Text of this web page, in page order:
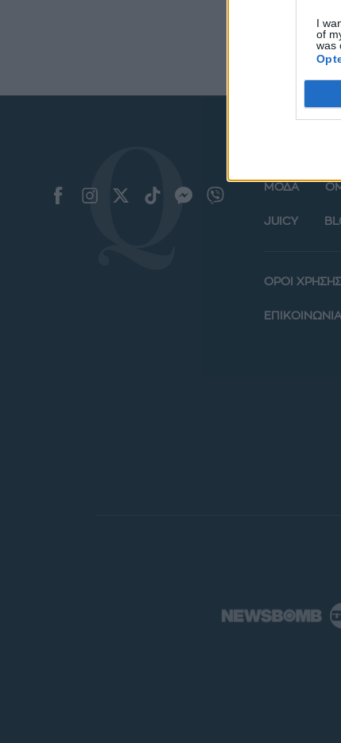
I
of
was
ΜΟΔΑ
JUICY
ΟΡΟΙ ΧΡΗΣΗΣ
ΕΠΙΚΟΙΝΩΝΙΑ